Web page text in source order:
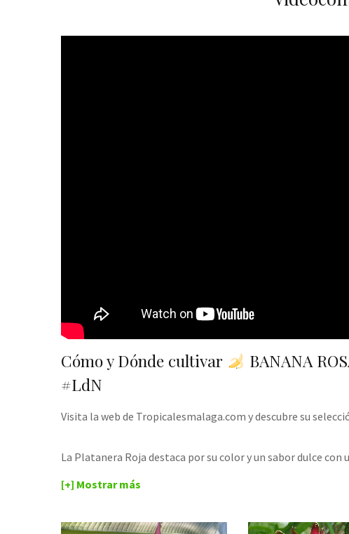
Cómo y Dónde cultivar BANANA
#LdN
Visita la web de Tropicalesmalaga.com y descubre su
La Platanera Roja destaca por su color y un sabor dulce con
[+] Mostrar más